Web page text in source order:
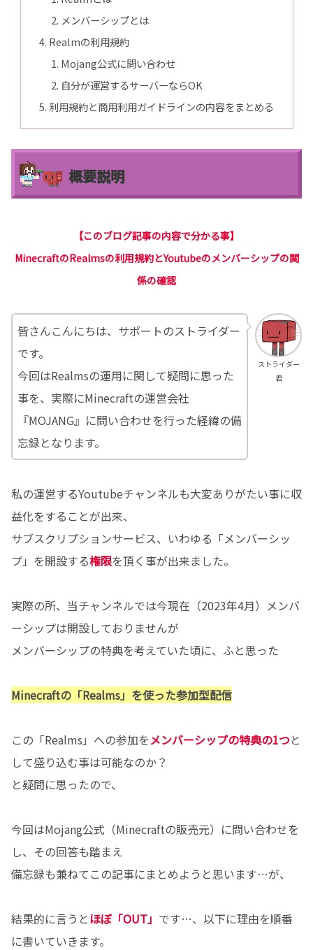
メンバーシップとは
Realmの利用規約
Mojang公式に問い合わせ
自分が運営するサーバーならOK
利用規約と商用利用ガイドラインの内容をまとめる
概要説明
【このブログ記事の内容で分かる事】
MinecraftのRealmsの利用規約とYoutubeのメンバーシップの関
係の確認
ストライダー
君
皆さんこんにちは、サポートのストライダー
です。
今回はRealmsの運用に関して疑問に思った
事を、実際にMinecraftの運営会社
『MOJANG』に問い合わせを行った経緯の備
忘録となります。
私の運営するYoutubeチャンネルも大変ありがたい事に収
益化をすることが出来、
サブスクリプションサービス、いわゆる「メンバーシッ
プ」を開設する権限を頂く事が出来ました。
実際の所、当チャンネルでは今現在（2023年4月）メンバ
ーシップは開設しておりませんが
メンバーシップの特典を考えていた頃に、ふと思った
Minecraftの「Realms」を使った参加型配信
この「Realms」への参加をメンバーシップの特典の1つと
して盛り込む事は可能なのか？
と疑問に思ったので、
今回はMojang公式（Minecraftの販売元）に問い合わせを
し、その回答も踏まえ
備忘録も兼ねてこの記事にまとめようと思います…が、
結果的に言うとほぼ「OUT」 です…、以下に理由を順番
に書いていきます。